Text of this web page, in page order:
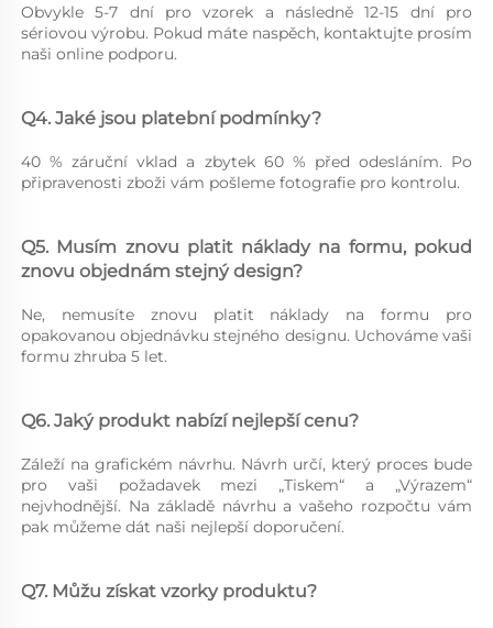
Obvykle 5-7 dní pro vzorek a následně 12-15 dní pro
sériovou výrobu. Pokud máte naspěch, kontaktujte prosím
naši online podporu.
Q4. Jaké jsou platební podmínky?
40 % záruční vklad a zbytek 60 % před odesláním. Po
připravenosti zboži vám pošleme fotografie pro kontrolu.
Q5. Musím znovu platit náklady na formu, pokud
znovu objednám stejný design?
Ne, nemusíte znovu platit náklady na formu pro
opakovanou objednávku stejného designu. Uchováme vaši
formu zhruba 5 let.
Q6. Jaký produkt nabízí nejlepší cenu?
Záleží na grafickém návrhu. Návrh určí, který proces bude
pro vaši požadavek mezi „Tiskem“ a „Výrazem“
nejvhodnější. Na základě návrhu a vašeho rozpočtu vám
pak můžeme dát naši nejlepší doporučení.
Q7. Můžu získat vzorky produktu?